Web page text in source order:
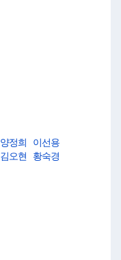
양정희
이선용
김오현
황숙경